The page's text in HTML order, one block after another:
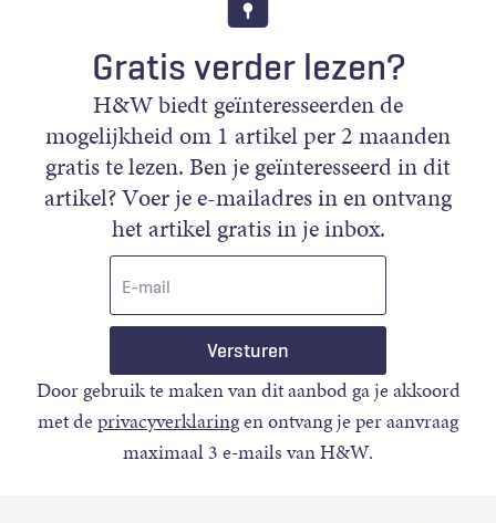
Gratis verder lezen?
H&W biedt geïnteresseerden de
mogelijkheid om 1 artikel per 2 maanden
gratis te lezen. Ben je geïnteresseerd in dit
artikel? Voer je e-mailadres in en ontvang
het artikel gratis in je inbox.
Door gebruik te maken van dit aanbod ga je akkoord
met deprivacyverklaringen ontvang je per aanvraag
maximaal 3 e-mails van H&W.